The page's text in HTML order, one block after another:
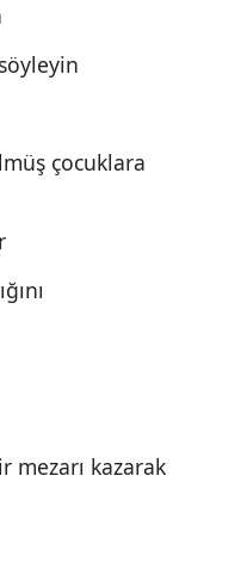
çocuklara
mezarı kazarak